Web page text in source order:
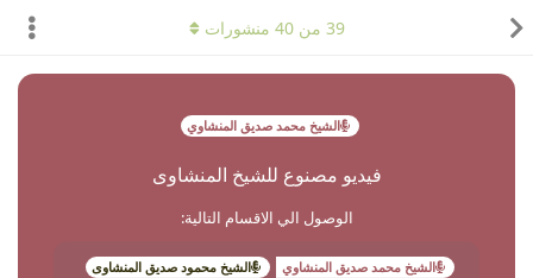
الشيخ محمد صديق المنشاوي
فيديو مصنوع للشيخ المنشاوى
الوصول الي الاقسام التالية:
الشيخ محمد صديق المنشاوي
الشيخ محمود صديق المنشاوى
39 من40 منشورات